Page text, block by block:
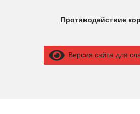
Противодействие
Версия сайта для